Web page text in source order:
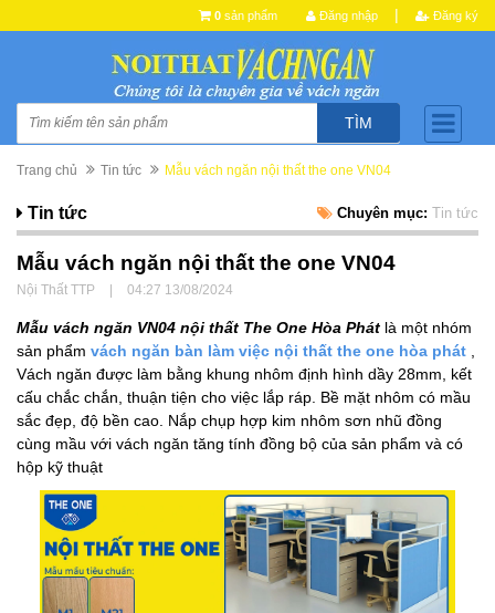
0 sản phẩm Đăng nhập | Đăng ký
TÌM
Trang chủ Tin tức Mẫu vách ngăn nội thất the one VN04
Tin tức Chuyên mục: Tin tức
Mẫu vách ngăn nội thất the one VN04
Nội Thất TTP 04:27 13/08/2024
Mẫu vách ngăn VN04 nội thất The One Hòa Phát là một nhóm
sản phẩm vách ngăn bàn làm việc nội thất the one hòa phát
Vách ngăn được làm bằng khung nhôm định hình dầy 28mm, kết
cấu chắc chắn, thuận tiện cho việc lắp ráp. Bề mặt nhôm có mầu
sắc đẹp, độ bền cao. Nắp chụp hợp kim nhôm sơn nhũ đồng
cùng mầu với vách ngăn tăng tính đồng bộ của sản phẩm và có
hộp kỹ thuật